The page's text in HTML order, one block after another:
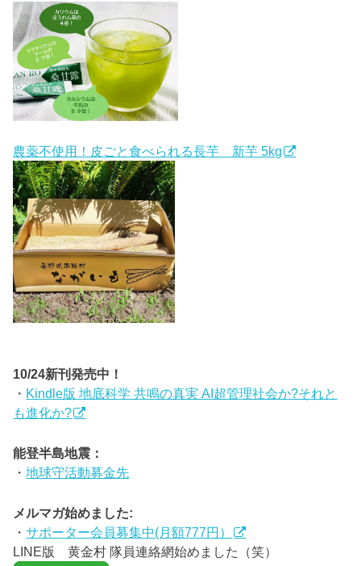
農薬不使用！皮ごと食べられる長芋 新芋 5kg
10/24新刊発売中！
・ Kindle版 地底科学 共鳴の真実 AI超管理社会か?それと
も進化か?
能登半島地震：
・地球守活動募金先
メルマガ始めました:
・サポーター会員募集中(月額777円）
LINE版 黄金村 隊員連絡網始めました（笑）